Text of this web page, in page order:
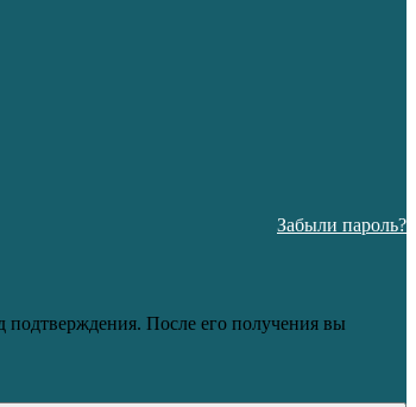
Забыли пароль?
подтверждения. После его получения вы